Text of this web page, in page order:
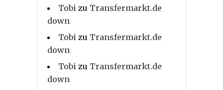
Tobi zu Transfermarkt.de
down
Tobi zu Transfermarkt.de
down
Tobi zu Transfermarkt.de
down